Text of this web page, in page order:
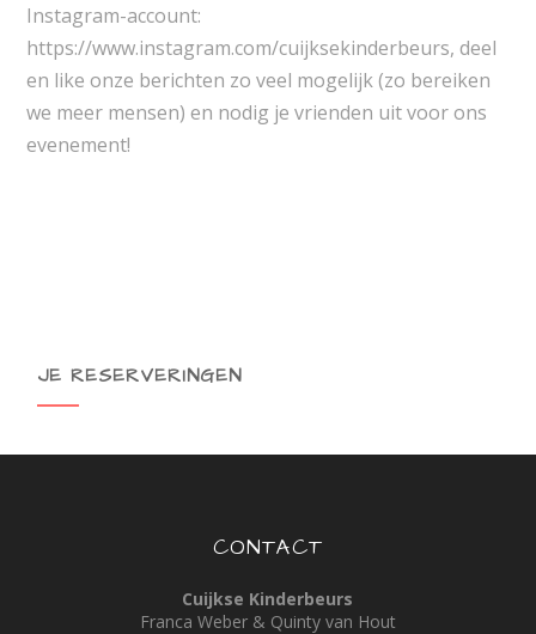
Instagram-account:
https://www.instagram.com/cuijksekinderbeurs, deel
en like onze berichten zo veel mogelijk (zo bereiken
we meer mensen) en nodig je vrienden uit voor ons
evenement!
JE RESERVERINGEN
CONTACT
Cuijkse Kinderbeurs
Franca Weber & Quinty van Hout